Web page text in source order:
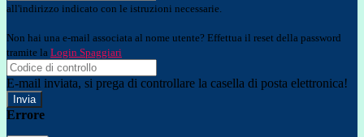
all'indirizzo indicato con le istruzioni necessarie.
Non hai una e-mail associata al nome utente? Effettua il reset della password
tramite la Login Spaggiari
E-mail inviata, si prega di controllare la casella di posta elettronica!
Errore